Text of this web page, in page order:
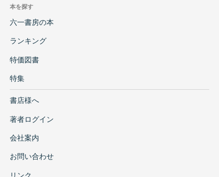
本を探す
六一書房の本
ランキング
特価図書
特集
書店様へ
著者ログイン
会社案内
お問い合わせ
リンク